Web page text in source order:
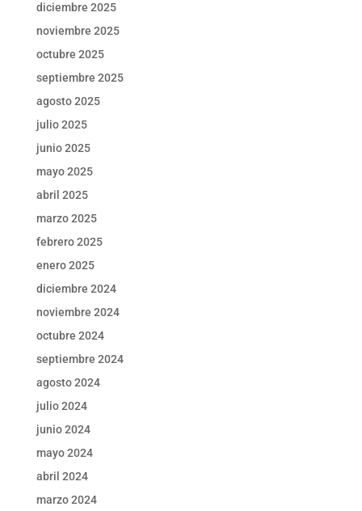
diciembre 2025
noviembre 2025
octubre 2025
septiembre 2025
agosto 2025
julio 2025
junio 2025
mayo 2025
abril 2025
marzo 2025
febrero 2025
enero 2025
diciembre 2024
noviembre 2024
octubre 2024
septiembre 2024
agosto 2024
julio 2024
junio 2024
mayo 2024
abril 2024
marzo 2024